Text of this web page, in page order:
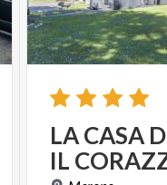
LACASA
IL